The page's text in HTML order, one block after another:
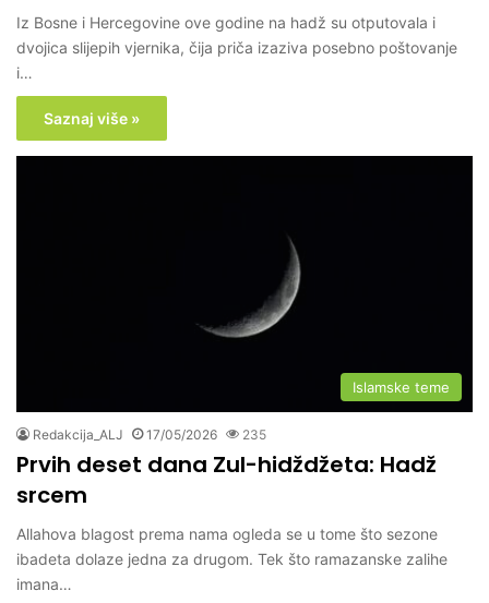
Iz Bosne i Hercegovine ove godine na hadž su otputovala i
dvojica slijepih vjernika, čija priča izaziva posebno poštovanje
i…
Saznaj više »
Islamske teme
Redakcija_ALJ 17/05/2026 235
Prvih deset dana Zul-hidždžeta: Hadž
srcem
Allahova blagost prema nama ogleda se u tome što sezone
ibadeta dolaze jedna za drugom. Tek što ramazanske zalihe
imana…